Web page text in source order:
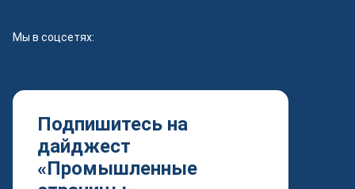
Мы в соцсетях:
Подпишитесь на
дайджест
«Промышленные